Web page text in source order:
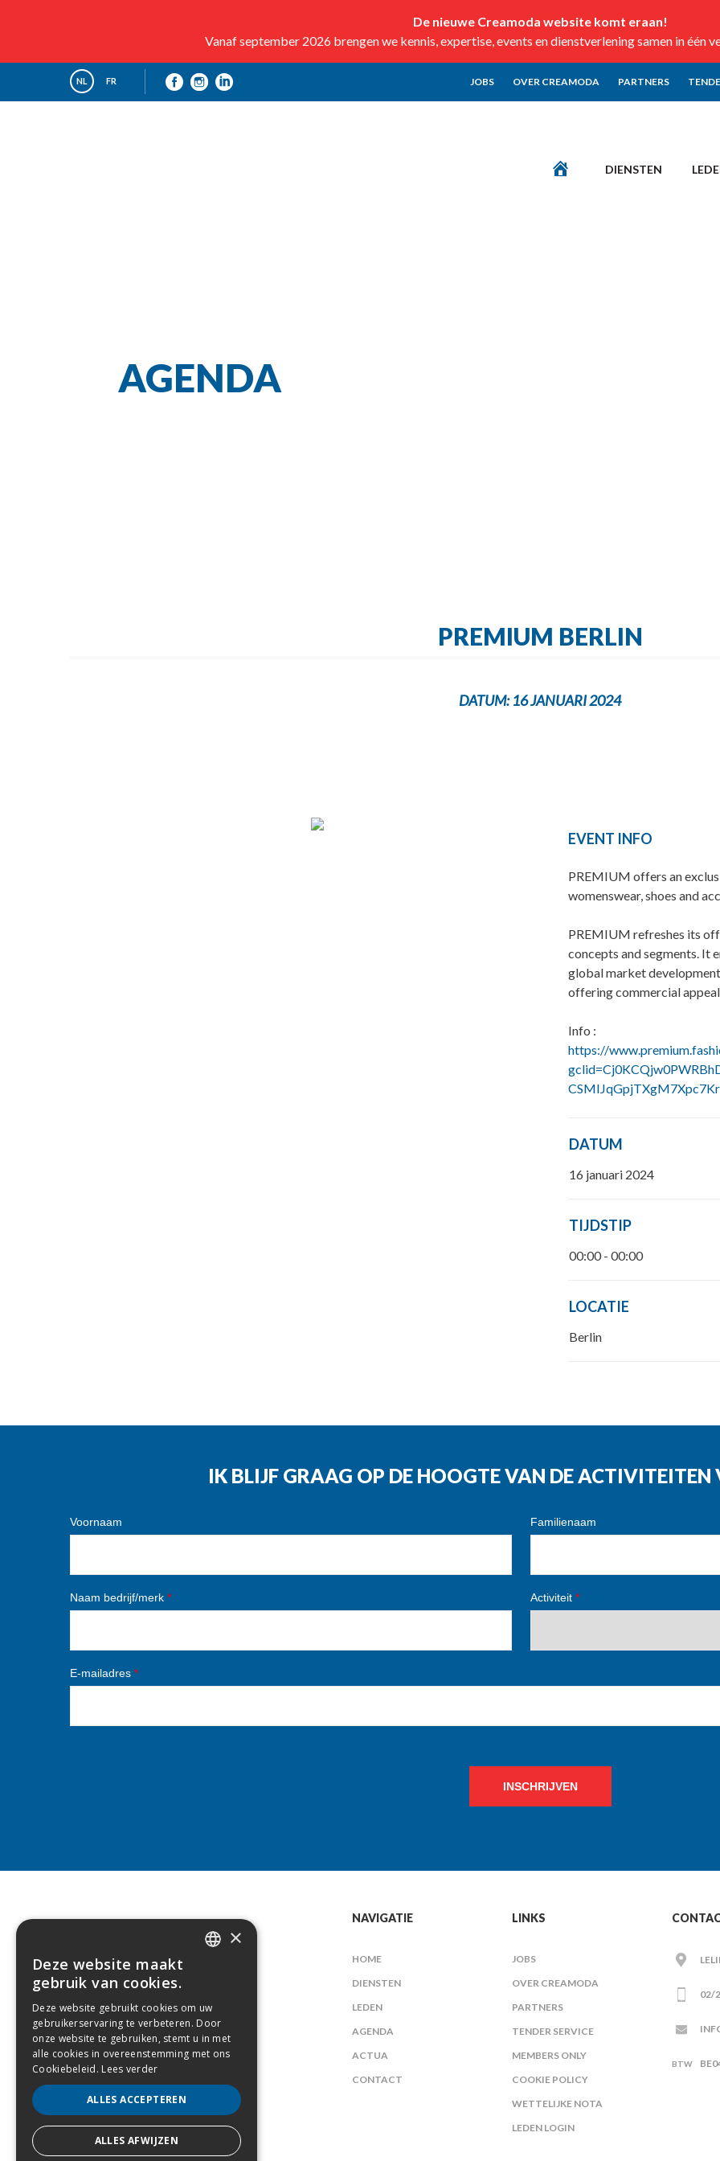
De nieuwe Creamoda website komt eraan!
Vanaf september 2026 brengen we kennis, expertise, events en dienstverlening samen in één
NL FR JOBS OVER CREAMODA PARTNERS
DIENSTEN
AGENDA
PREMIUM BERLIN
DATUM:16 JANUARI 2024
EVENT INFO
PREMIUM offers an
womenswear, shoes and
PREMIUM refreshes its
concepts and segments. It
global market
offering commercial
Info :
https://
DATUM
16 januari 2024
TIJDSTIP
00:00 - 00:00
LOCATIE
Berlin
IK BLIJF GRAAG OP DE HOOGTE VAN DE
Voornaam Familienaam
Naam bedrijf/merk * Activiteit*
E-mailadres *
INSCHRIJVEN
NAVIGATIE
HOME
DIENSTEN
LEDEN
AGENDA
ACTUA
CONTACT
LINKS
JOBS
OVER CREAMODA
PARTNERS
TENDER SERVICE
MEMBERS ONLY
COOKIE POLICY
WETTELIJKE NOTA
LEDEN LOGIN
02/
×
Deze website maakt
gebruik van cookies.
Deze website gebruikt cookies om uw
gebruikerservaring te verbeteren. Door
onze website te gebruiken, stemt u in met
alle cookies in overeenstemming met ons
Cookiebeleid. Lees verder
ALLES ACCEPTEREN
ALLES AFWIJZEN